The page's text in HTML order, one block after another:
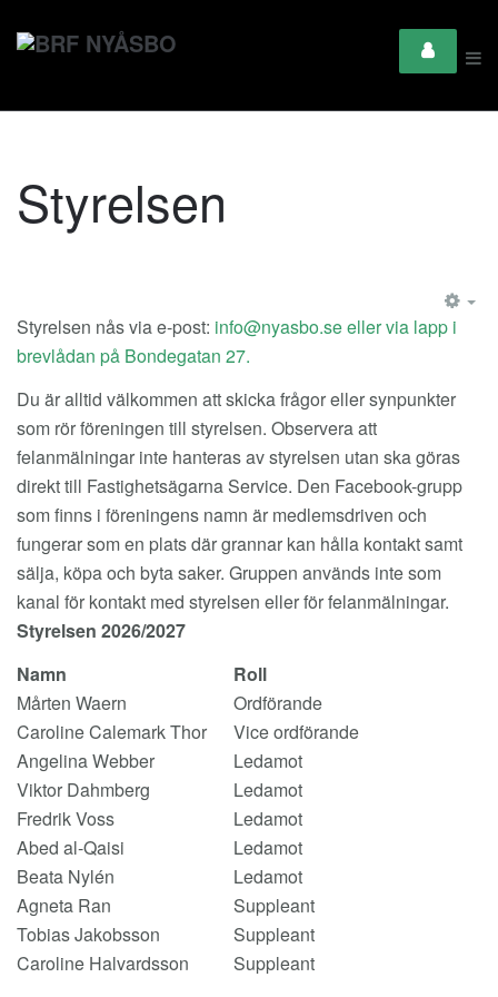
Styrelsen
Styrelsen nås via e-post:
eller via lapp i
brevlådan på Bondegatan 27.
Du är alltid välkommen att skicka frågor eller synpunkter
som rör föreningen till styrelsen. Observera att
felanmälningar inte hanteras av styrelsen utan ska göras
direkt till Fastighetsägarna Service. Den Facebook-grupp
som finns i föreningens namn är medlemsdriven och
fungerar som en plats där grannar kan hålla kontakt samt
sälja, köpa och byta saker. Gruppen används inte som
kanal för kontakt med styrelsen eller för felanmälningar.
Styrelsen 2026/2027
Namn
Roll
Mårten Waern
Ordförande
Caroline Calemark Thor
Vice ordförande
Angelina Webber
Ledamot
Viktor Dahmberg
Ledamot
Fredrik Voss
Ledamot
Abed al-Qaisi
Ledamot
Beata Nylén
Ledamot
Agneta Ran
Suppleant
Tobias Jakobsson
Suppleant
Caroline Halvardsson
Suppleant